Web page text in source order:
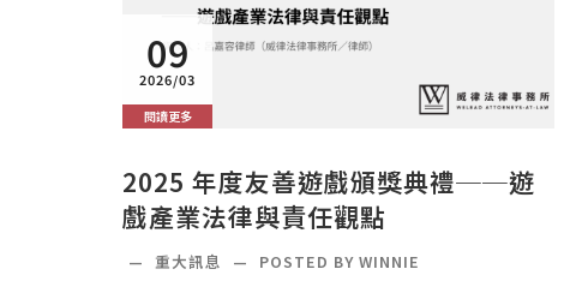
09
2026/03
閱讀更多
2025 年度友善遊戲頒獎典禮──遊
戲產業法律與責任觀點
— 重大訊息 — POSTED BY WINNIE